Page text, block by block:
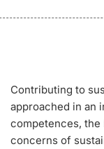
Contributing to
approached in an
competences, the
concerns of